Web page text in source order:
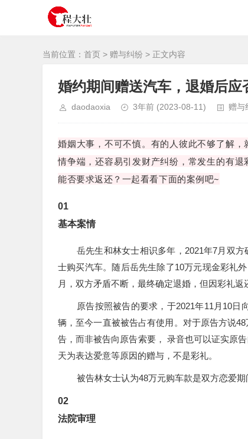
当前位置： 首页 > 赠与纠纷 > 正文内容
婚约期间赠送汽车，退婚后应
daodaoxia 3年前 (2023-08-11) 赠与
婚姻大事，不可不慎。有的人彼此不够了解
情争端，还容易引发财产纠纷，常发生的有
能否要求返还？一起看看下面的案例吧~
01
基本案情
岳先生和林女士相识多年，2021年7月双
士购买汽车。随后岳先生除了10万元现金彩礼
月，双方矛盾不断，最终确定退婚，但因彩礼
原告按照被告的要求，于2021年11月10
辆，至今一直被被告占有使用。对于原告方说
告，而非被告向原告索要， 录音也可以证实原
天为表达爱意等原因的赠与，不是彩礼。
被告林女士认为48万元购车款是双方恋爱期
02
法院审理